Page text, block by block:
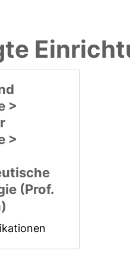
>
>
(Prof.